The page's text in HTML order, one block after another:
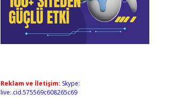
Reklam ve İletişim: Skype:
live:.cid.575569c608265c69